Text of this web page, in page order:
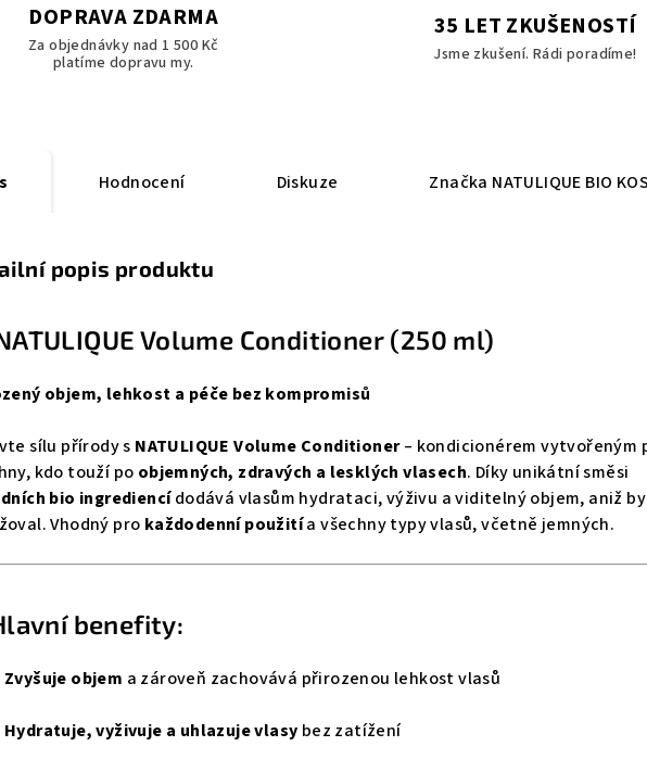
DOPRAVA ZDARMA
Za objednávky nad 1 500 Kč
platíme dopravu my.
35 LET ZKUŠENOSTÍ
Jsme zkušení. Rádi poradíme!
Hodnocení Diskuze Značka NATULIQUE BIO
popis produktu
Volume Conditioner (250 ml)
objem, lehkost a péče bez kompromisů
sílu přírody s NATULIQUE Volume Conditioner– kondicionérem vytvořeným
kdo touží po objemných, zdravých a lesklých vlasech. Díky unikátní směsi
bio ingrediencídodává vlasům hydrataci, výživu a viditelný objem, aniž
Vhodný pro každodenní použitía všechny typy vlasů, včetně jemných.
benefity:
Zvyšuje objem a zároveň zachovává přirozenou lehkost vlasů
Hydratuje, vyživuje a uhlazuje vlasy bez zatížení